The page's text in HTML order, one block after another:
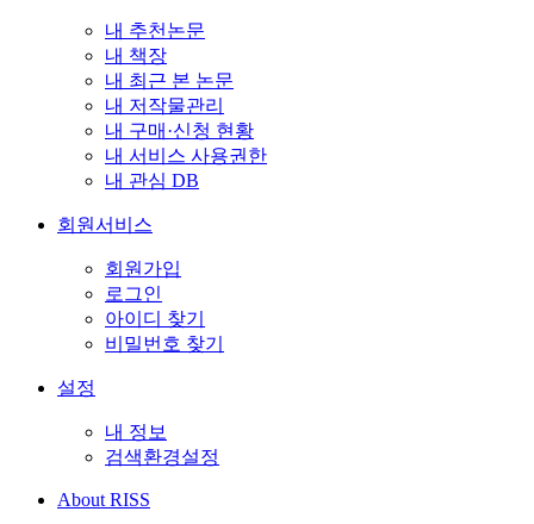
내 추천논문
내 책장
내 최근 본 논문
내 저작물관리
내 구매·신청 현황
내 서비스 사용권한
내 관심 DB
회원서비스
회원가입
로그인
아이디 찾기
비밀번호 찾기
설정
내 정보
검색환경설정
About RISS